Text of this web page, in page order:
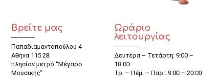
Βρείτε μας
Παπαδιαμαντοπούλου 4
Αθήνα 115 28
πλησίον μετρό “Μέγαρο
Μουσικής”
Ωράριο
λειτουργίας
Δευτέρα – Τετάρτη: 9:00 –
18:00
Τρ. – Πέμ. – Παρ.: 9:00 – 20:00